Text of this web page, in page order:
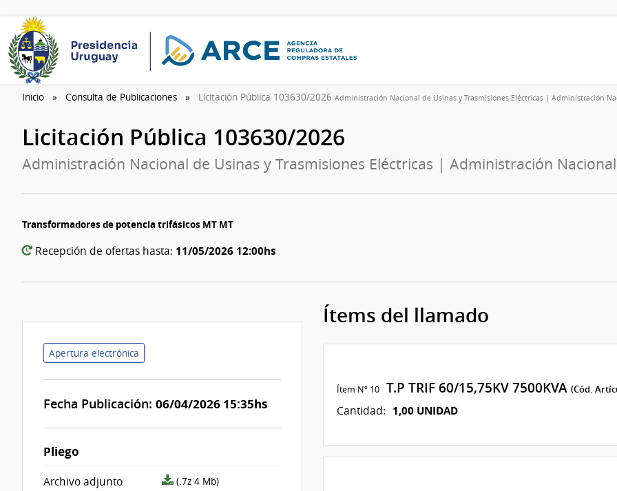
Inicio Consulta de Publicaciones Licitación Pública 103630/2026 Administración Nacional de Usinas y Trasmisiones Eléctricas | Administración
Licitación Pública 103630/2026
Administración Nacional de Usinas y Trasmisiones Eléctricas | Administración
Transformadores de potencia trifásicos MT MT
Recepción de ofertas hasta: 11/05/2026 12:00hs
Apertura electrónica
Fecha Publicación: 06/04/2026 15:35hs
Pliego
Archivo adjunto
archivo
(.7z 4 Mb)
Ítems del llamado
Ítem Nº 10T.P TRIF 60/15,75KV 7500KVA (Cód.
Cantidad: 1,00 UNIDAD